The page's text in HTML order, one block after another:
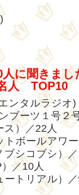
人に聞きまし
人 TOP10
タルラジオ)
ーツ１号２
）／22人
ボールアワー
シコブシ）／
／10人
トリアル）／